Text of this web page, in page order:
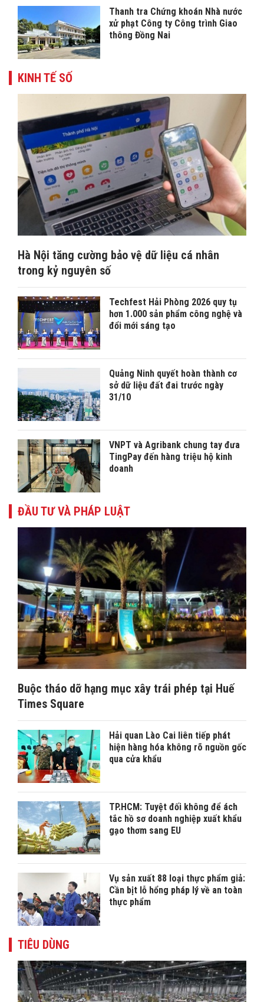
Thanh tra Chứng khoán Nhà nước
xử phạt Công ty Công trình Giao
thông Đồng Nai
KINH TẾ SỐ
Hà Nội tăng cường bảo vệ dữ liệu cá nhân
trong kỷ nguyên số
Techfest Hải Phòng 2026 quy tụ
hơn 1.000 sản phẩm công nghệ và
đổi mới sáng tạo
Quảng Ninh quyết hoàn thành cơ
sở dữ liệu đất đai trước ngày
31/10
VNPT và Agribank chung tay đưa
TingPay đến hàng triệu hộ kinh
doanh
ĐẦU TƯ VÀ PHÁP LUẬT
Buộc tháo dỡ hạng mục xây trái phép tại Huế
Times Square
Hải quan Lào Cai liên tiếp phát
hiện hàng hóa không rõ nguồn gốc
qua cửa khẩu
TP.HCM: Tuyệt đối không để ách
tắc hồ sơ doanh nghiệp xuất khẩu
gạo thơm sang EU
Vụ sản xuất 88 loại thực phẩm giả:
Cần bịt lỗ hổng pháp lý về an toàn
thực phẩm
TIÊU DÙNG